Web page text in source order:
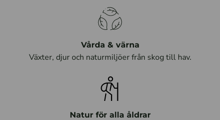
Vårda & värna
Växter, djur och naturmiljöer från skog till hav.
Natur för alla åldrar